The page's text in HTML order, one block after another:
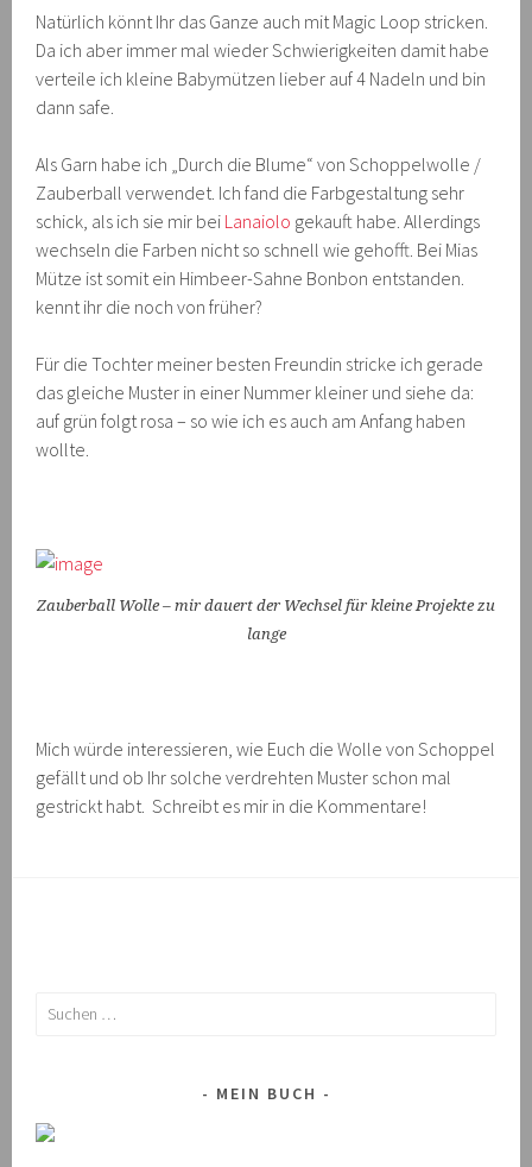
Natürlich könnt Ihr das Ganze auch mit Magic Loop stricken.
Da ich aber immer mal wieder Schwierigkeiten damit habe
verteile ich kleine Babymützen lieber auf 4 Nadeln und bin
dann safe.
Als Garn habe ich „Durch die Blume“ von Schoppelwolle /
Zauberball verwendet. Ich fand die Farbgestaltung sehr
schick, als ich sie mir bei Lanaiolo gekauft habe. Allerdings
wechseln die Farben nicht so schnell wie gehofft. Bei Mias
Mütze ist somit ein Himbeer-Sahne Bonbon entstanden.
kennt ihr die noch von früher?
Für die Tochter meiner besten Freundin stricke ich gerade
das gleiche Muster in einer Nummer kleiner und siehe da:
auf grün folgt rosa – so wie ich es auch am Anfang haben
wollte.
Zauberball Wolle – mir dauert der Wechsel für kleine Projekte zu
lange
Mich würde interessieren, wie Euch die Wolle von Schoppel
gefällt und ob Ihr solche verdrehten Muster schon mal
gestrickt habt. Schreibt es mir in die Kommentare!
Suchen
MEIN BUCH